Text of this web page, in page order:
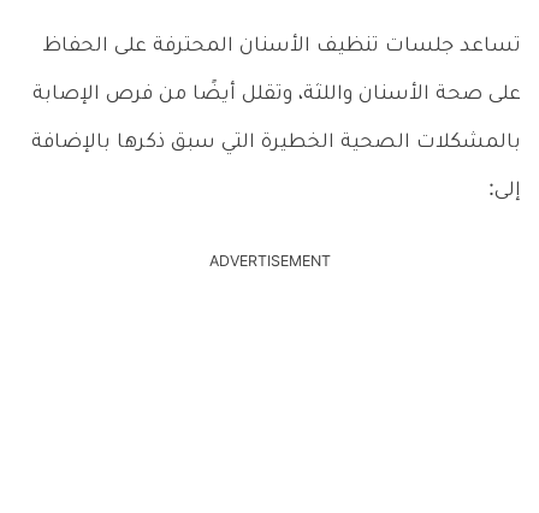
تساعد جلسات تنظيف الأسنان المحترفة على الحفاظ
على صحة الأسنان واللثة، وتقلل أيضًا من فرص الإصابة
بالمشكلات الصحية الخطيرة التي سبق ذكرها بالإضافة
إلى:
ADVERTISEMENT